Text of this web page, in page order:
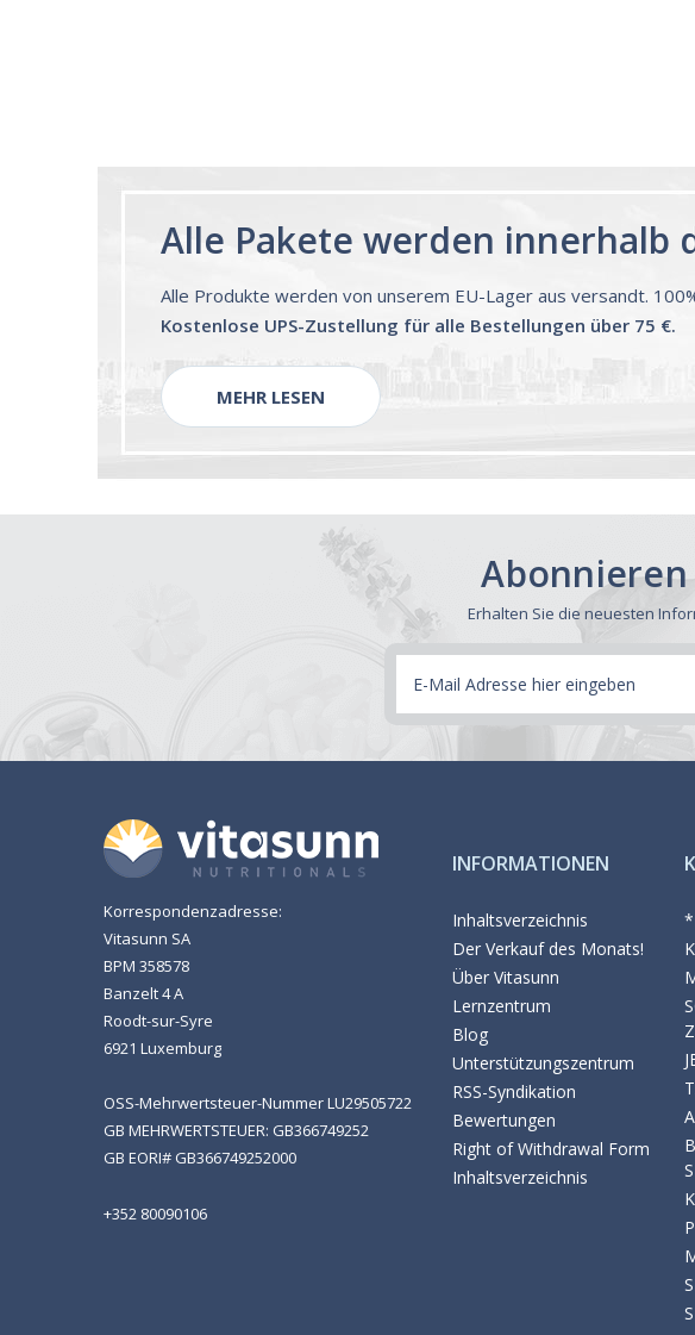
Alle Pakete werden innerhalb
Alle Produkte werden von unserem EU-Lager aus versandt.
Kostenlose UPS-Zustellung für alle Bestellungen über 75 €.
MEHR LESEN
Erhalten Sie die neuesten
Korrespondenzadresse:
Vitasunn SA
BPM 358578
Banzelt 4 A
Roodt-sur-Syre
6921 Luxemburg
OSS-Mehrwertsteuer-Nummer LU29505722
GB MEHRWERTSTEUER: GB366749252
GB EORI# GB366749252000
+352 80090106
INFORMATIONEN
Inhaltsverzeichnis
Der Verkauf des Monats!
Über Vitasunn
Lernzentrum
Blog
Unterstützungszentrum
RSS-Syndikation
Bewertungen
Right of Withdrawal Form
Inhaltsverzeichnis